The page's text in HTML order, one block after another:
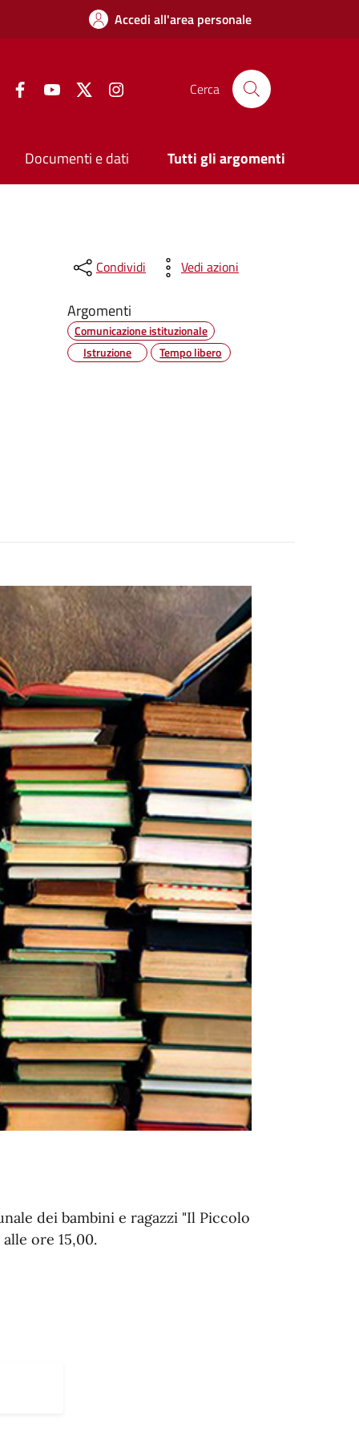
Accedi all'area personale
FacebookYouTube Twitter Cerca
Documenti e dati Tutti gli argomenti
Condividi Vedi azioni
Argomenti
Comunicazione istituzionale
Istruzione
Tempo libero
dei bambini e ragazzi "Il Piccolo
ore 15,00.